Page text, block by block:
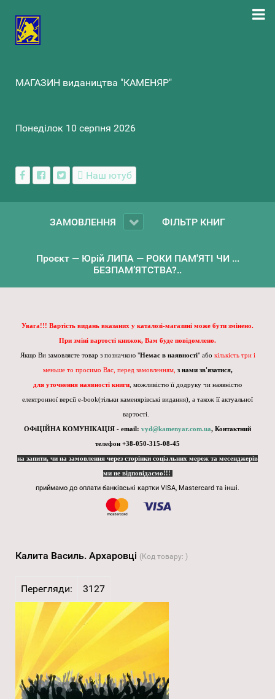
МАГАЗИН видаництва "КАМЕНЯР"
Понеділок 10 серпня 2026
Наш ютуб
ЗАМОВЛЕННЯ ФІЛЬТР КНИГ
Проєкт — Юрій ЛИПА — РОКИ ПАМ'ЯТІ ЧИ ...
БЕЗПАМ’ЯТСТВА?..
Увага!!! Вартість видань вказаних у каталозі-магазині може бути змінено.
При зміні вартості книжок, Вам буде повідомлено.
Якщо Ви замовляєте товар з позначкою "Немає в наявності" або кількість три і
меньше то просимо Вас, перед замовленням, з нами зв'язатися,
для уточнення наявності книги , можливістю її додруку чи наявністю
електронної версії e-book(тільки каменярівські видання), а також її актуальної
вартості.
ОФіЦІЙНА КОМУНІКАЦІЯ - email: vyd@kamenyar.com.ua, Контактний
телефон +38-050-315-08-45
на запити, чи на замовлення через сторінки соціальних мереж та месенджерів
ми не відповідаємо!!!
приймамо до оплати банківські картки VISA, Mastercard та інші.
Калита Василь. Архаровці (Код товару: )
Перегляди: 3127